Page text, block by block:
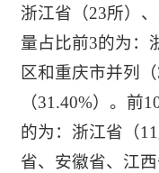
浙江省（23所）
量占比前3的为：
区和重庆市并列
（31.40%）。前
的为：浙江省（
省、安徽省、江